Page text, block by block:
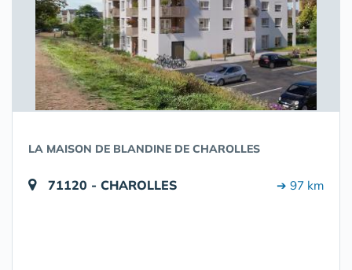
LA MAISON DE BLANDINE DE CHAROLLES
71120 - CHAROLLES ➔ 97 km